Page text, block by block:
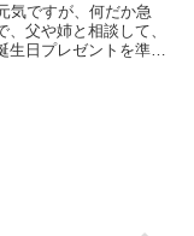
気ですが、何だか急
父や姉と相談して、
日プレゼントを準備